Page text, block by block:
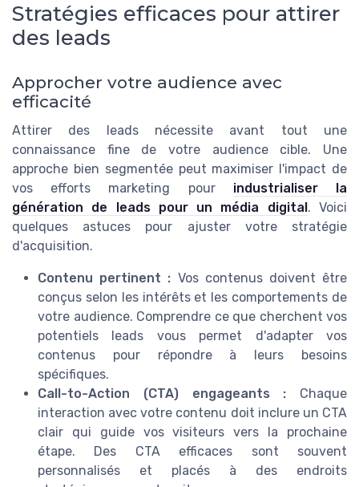
Stratégies efficaces pour attirer
des leads
Approcher votre audience avec
efficacité
Attirer des leads nécessite avant tout une
connaissance fine de votre audience cible. Une
approche bien segmentée peut maximiser l'impact de
vos efforts marketing pour industrialiser la
génération de leads pour un média digital . Voici
quelques astuces pour ajuster votre stratégie
d'acquisition.
Contenu pertinent : Vos contenus doivent être
conçus selon les intérêts et les comportements de
votre audience. Comprendre ce que cherchent vos
potentiels leads vous permet d'adapter vos
contenus pour répondre à leurs besoins
spécifiques.
Call-to-Action (CTA) engageants : Chaque
interaction avec votre contenu doit inclure un CTA
clair qui guide vos visiteurs vers la prochaine
étape. Des CTA efficaces sont souvent
personnalisés et placés à des endroits